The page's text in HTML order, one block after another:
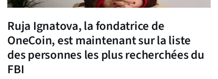
Ruja Ignatova, la fondatrice de
OneCoin, est maintenant sur la liste
des personnes les plus recherchées du
FBI